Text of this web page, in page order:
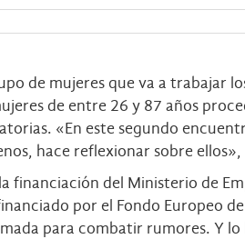
de mujeres que va a trabajar
de entre 26 y 87 años
«En este segundo
hace reflexionar sobre
financiación del Ministerio de
por el Fondo Europeo
para combatir rumores. Y lo